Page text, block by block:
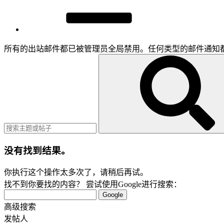
所有的出站邮件都已被管理员全局禁用。任何类型的邮件通知
没有找到结果。
你执行这个操作太多次了，请稍后再试。
找不到你要找的内容？ 尝试使用Google进行搜索：
Google
高级搜索
发帖人